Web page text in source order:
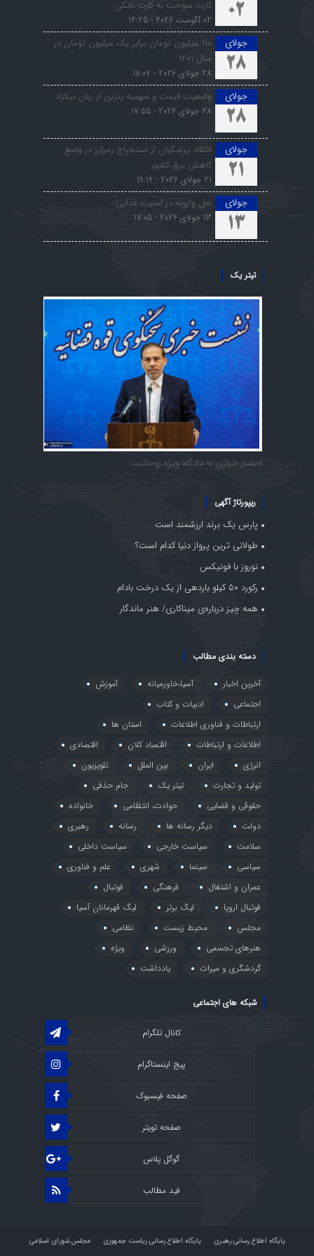
02
کارت سوخت به کارت بانکی
02 آگوست 2026 - 14:25
جولای
28
۱۱۰ میلیون تومان برابر یک میلیون تومان در
سال ۱۴۰۱
28 جولای 2026 - 18:07
جولای
28
وضعیت قیمت و سهمیه بنزین از زبان نیکزاد
28 جولای 2026 - 17:55
جولای
21
انتقاد پزشکیان از استخراج رمزارز در وضع
کاهش برق کشور
21 جولای 2026 - 19:19
جولای
13
نعل وارونه در امنیت غذایی
13 جولای 2026 - 17:05
تیتر یک
احضار خرازی به دادگاه ویژه روحانیت
ریپورتاژ آگهی
پارس یک برند ارزشمند است
طولانی ترین پرواز دنیا کدام است؟
نوروز با فونیکس
رکورد ۵۰ کیلو باردهی از یک درخت بادام
همه چیز درباره‌ی میناکاری/ هنر ماندگار
دسته بندی مطالب
آخرین اخبار آسیا،خاورمیانه
آموزش
اجتماعی
ادبیات و کتاب
ارتباطات و فناوری اطلاعات
استان ها
اطلاعات و ارتباطات
اقتصاد کلان
اقتصادی
انرژی
ایران بین الملل
تلویزیون
تولید و تجارت
تیتر یک
جام حذفی
حقوقی و قضایی
حوادث، انتظامی
خانواده
دولت
دیگر رسانه ها رسانه
رهبری
سلامت
سیاست خارجی
سیاست داخلی
سیاسی
سینما شهری
علم و فناوری
عمران و اشتغال
فرهنگی
فوتبال
فوتبال اروپا
لیگ برتر
لیگ قهرمانان آسیا
مجلس
محیط زیست
نظامی
هنرهای تجسمی
ورزشی
ویژه
گردشگری و میراث
یادداشت
شبکه های اجتماعی
کانال تلگرام
پیج اینستاگرام
صفحه فیسبوک
صفحه تویتر
گوگل پلاس
فید مطالب
پایگاه اطلاع رسانی رهبری پایگاه اطلاع رسانی ریاست جمهوری مجلس شورای اسلامی